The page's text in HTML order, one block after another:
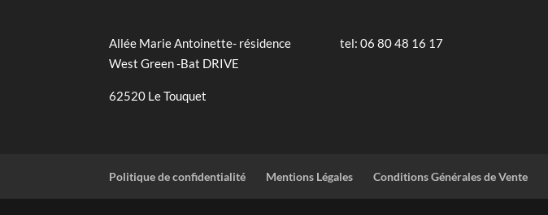
Allée Marie Antoinette- résidence
West Green -Bat DRIVE
62520 Le Touquet
tel: 06 80 48 16 17
Politique de confidentialité Mentions Légales Conditions Générales de Vente